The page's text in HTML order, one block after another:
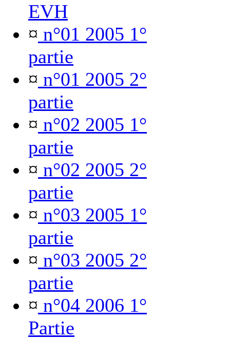
EVH
¤ n°01 2005 1°
partie
¤ n°01 2005 2°
partie
¤ n°02 2005 1°
partie
¤ n°02 2005 2°
partie
¤ n°03 2005 1°
partie
¤ n°03 2005 2°
partie
¤ n°04 2006 1°
Partie